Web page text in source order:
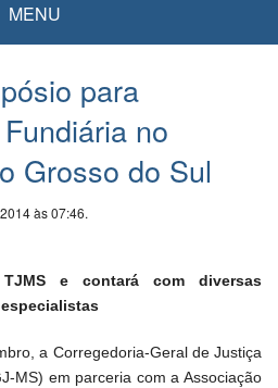
MENU
para
no
Grosso do Sul
às 07:46.
e contará com diversas
a Corregedoria-Geral de Justiça
MS) em parceria com a Associação